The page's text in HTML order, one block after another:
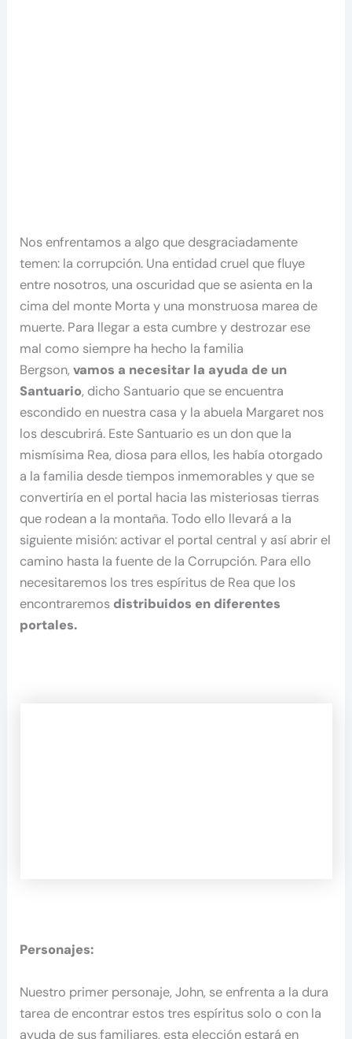
Nos enfrentamos a algo que desgraciadamente
temen: la corrupción. Una entidad cruel que fluye
entre nosotros, una oscuridad que se asienta en la
cima del monte Morta y una monstruosa marea de
muerte. Para llegar a esta cumbre y destrozar ese
mal como siempre ha hecho la familia
Bergson,vamos a necesitar la ayuda de un
Santuario, dicho Santuario que se encuentra
escondido en nuestra casa y la abuela Margaret nos
los descubrirá. Este Santuario es un don que la
mismísima Rea, diosa para ellos, les había otorgado
a la familia desde tiempos inmemorables y que se
convertiría en el portal hacia las misteriosas tierras
que rodean a la montaña. Todo ello llevará a la
siguiente misión: activar el portal central y así abrir el
camino hasta la fuente de la Corrupción. Para ello
necesitaremos los tres espíritus de Rea que los
encontraremos distribuidos en diferentes
portales.
Personajes:
Nuestro primer personaje, John, se enfrenta a la dura
tarea de encontrar estos tres espíritus solo o con la
ayuda de sus familiares, esta elección estará en